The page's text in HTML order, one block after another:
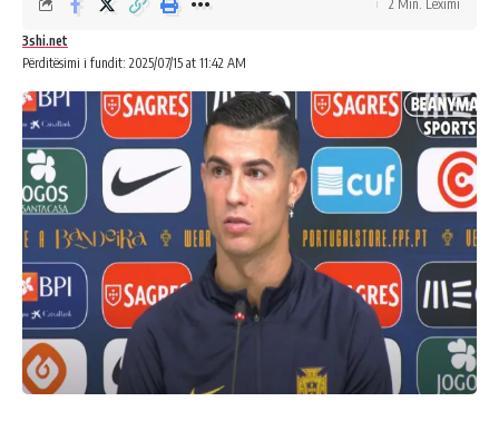
Përditësimi i fundit: 2025/07/15 at 11:42 AM
3shi.net
2 Min. Leximi